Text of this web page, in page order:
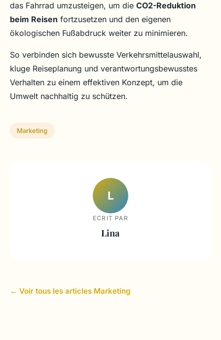
das Fahrrad umzusteigen, um die CO2-Reduktion
beim Reisen fortzusetzen und den eigenen
ökologischen Fußabdruck weiter zu minimieren.
So verbinden sich bewusste Verkehrsmittelauswahl,
kluge Reiseplanung und verantwortungsbewusstes
Verhalten zu einem effektiven Konzept, um die
Umwelt nachhaltig zu schützen.
Marketing
L
ECRIT PAR
Lina
← Voir tous les articles Marketing